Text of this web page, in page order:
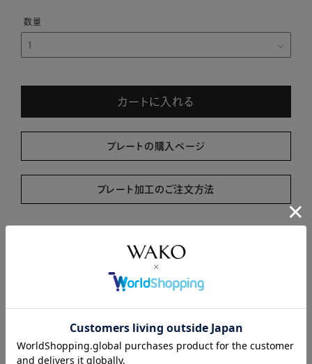
カートに入れる
プレートの購入ページ
プレート加工のご注文方法
注意事項・キャンセル・返品